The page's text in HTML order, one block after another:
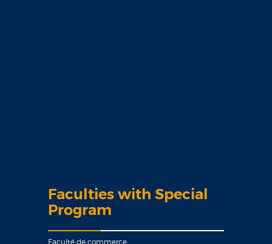
Faculties with Special
Program
Faculté de commerce